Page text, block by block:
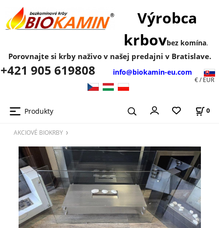
Výrobca
krbovbez komína.
Porovnajte si krby naživo v našej predajni v Bratislave.
+421 905 619808 info@biokamin-eu.com
Produkty 0
€ / EUR
AKCIOVÉ BIOKRBY